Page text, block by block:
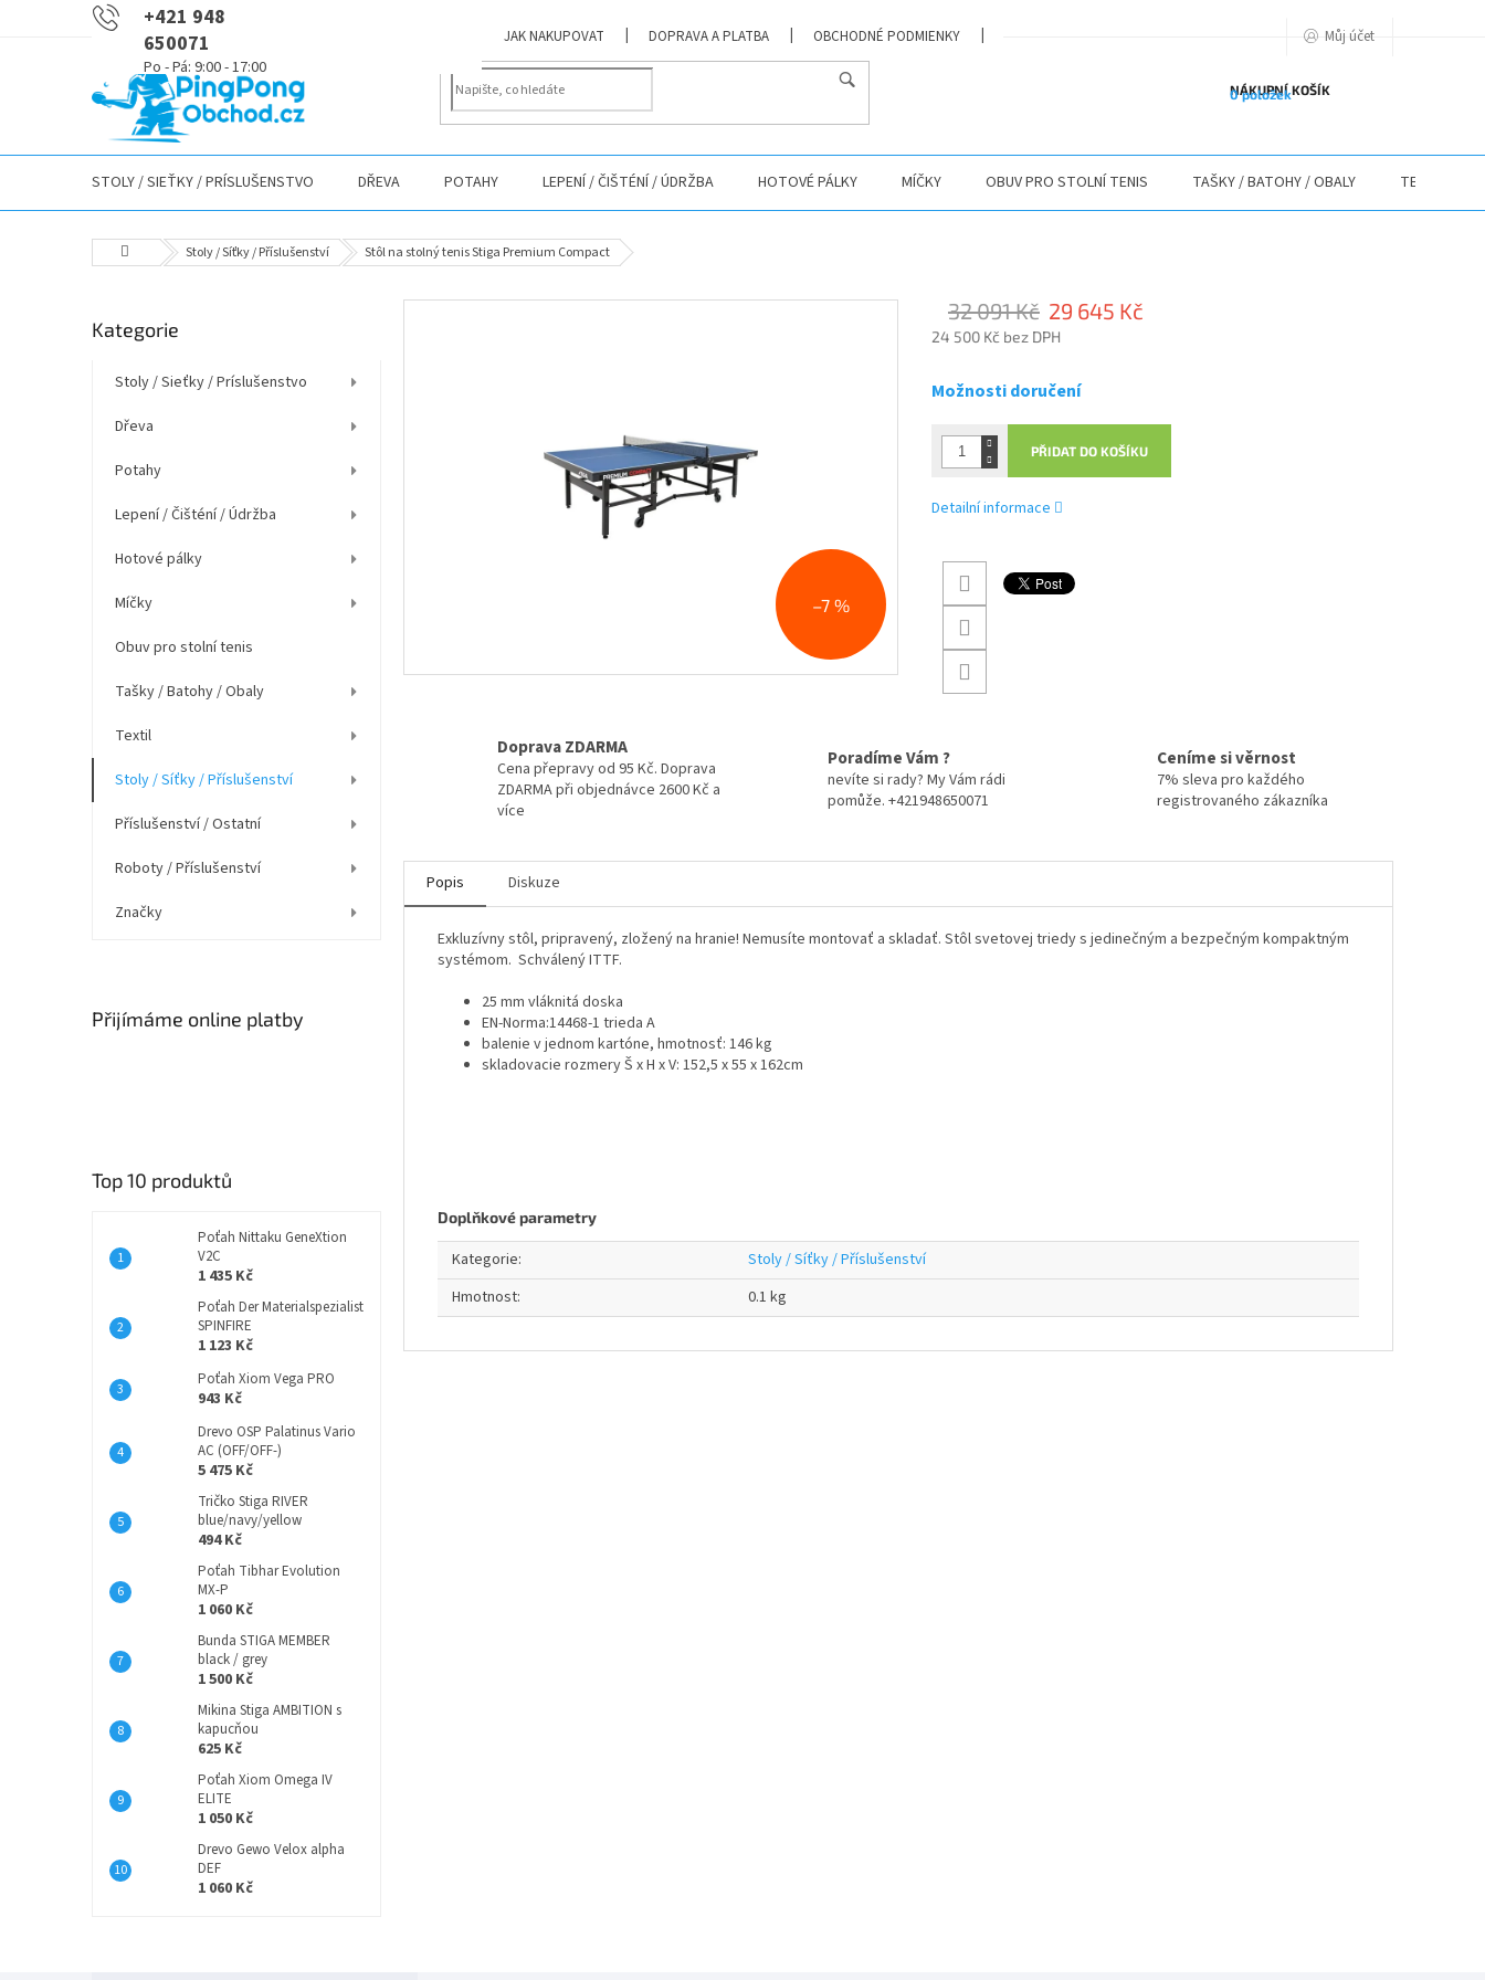
+421 948
650071
JAK NAKUPOVAT DOPRAVA A PLATBA OBCHODNÉ PODMIENKY O NÁS
Můj účet
NÁKUPNÍ KOŠÍK
0 položek
STOLY / SIEŤKY / PRÍSLUŠENSTVO DŘEVA POTAHY LEPENÍ / ČIŠTÉNÍ / ÚDRŽBA HOTOVÉ PÁLKY MÍČKY OBUV PRO STOLNÍ TENIS TAŠKY / BATOHY / OBALY TEXTIL
Domů Stoly / Síťky / Příslušenství Stôl na stolný tenis Stiga Premium Compact
o
Přeskočit
Kategorie
Stoly / Sieťky / Príslušenstvo
Dřeva
Potahy
Lepení / Čišténí / Údržba
Hotové pálky
Míčky
Obuv pro stolní tenis
Tašky / Batohy / Obaly
Textil
Stoly / Síťky / Příslušenství
Příslušenství / Ostatní
Roboty / Příslušenství
Značky
Přijímáme online platby
Top 10 produktů
Poťah Nittaku GeneXtion
V2C
1 435 Kč
Poťah Der Materialspezialist
SPINFIRE
1 123 Kč
Poťah Xiom Vega PRO
943 Kč
Drevo OSP Palatinus Vario
AC (OFF/OFF-)
5 475 Kč
Tričko Stiga RIVER
blue/navy/yellow
494 Kč
Poťah Tibhar Evolution
MX-P
1 060 Kč
Bunda STIGA MEMBER
black / grey
1 500 Kč
Mikina Stiga AMBITION s
kapucňou
625 Kč
Poťah Xiom Omega IV
ELITE
1 050 Kč
Drevo Gewo Velox alpha
DEF
1 060 Kč
–7 %
32 091 Kč 29 645 Kč
24 500 Kč bez DPH
cena:
Možnosti doručení
PŘIDAT DO KOŠÍKU
Detailní informace
Doprava ZDARMA
Cena přepravy od 95 Kč. Doprava
ZDARMA při objednávce 2600 Kč a
více
Poradíme Vám ?
nevíte si rady? My Vám rádi
pomůže. +421948650071
Ceníme si věrnost
7% sleva pro každého
registrovaného zákazníka
Popis Diskuze
Exkluzívny stôl, pripravený, zložený na hranie! Nemusíte montovať a skladať. Stôl svetovej triedy s jedinečným a bezpečným kompaktným
systémom. Schválený ITTF.
25 mm vláknitá doska
EN-Norma:14468-1 trieda A
balenie v jednom kartóne, hmotnosť: 146 kg
skladovacie rozmery Š x H x V: 152,5 x 55 x 162cm
Doplňkové parametry
Kategorie:
Stoly / Síťky / Příslušenství
Hmotnost: 0.1 kg